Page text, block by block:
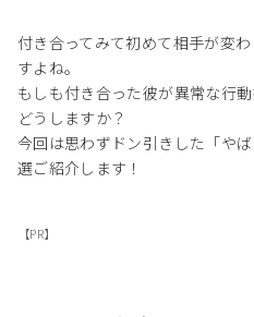
付き合ってみて初めて相手が変
すよね。
もしも付き合った彼が異常な行
どうしますか？
今回は思わずドン引きした「や
選ご紹介します！
【PR】